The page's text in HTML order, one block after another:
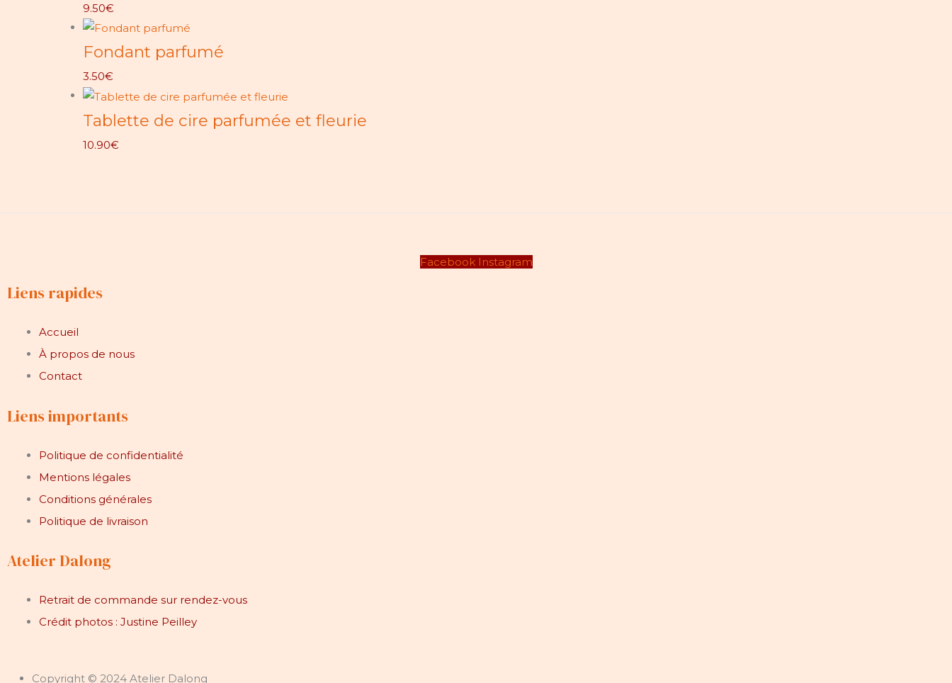
9.50€
Fondant parfumé
3.50€
Tablette de cire parfumée et fleurie
10.90€
Facebook Instagram
Liens rapides
Accueil
À propos de nous
Contact
Liens importants
Politique de confidentialité
Mentions légales
Conditions générales
Politique de livraison
Atelier Dalong
Retrait de commande sur rendez-vous
Crédit photos : Justine Peilley
Copyright © 2024 Atelier Dalong